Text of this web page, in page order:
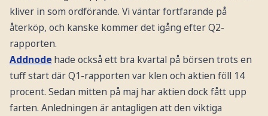
kliver in som ordförande. Vi väntar fortfarande på
återköp, och kanske kommer det igång efter Q2-
rapporten.
Addnode hade också ett bra kvartal på börsen trots en
tuff start där Q1-rapporten var klen och aktien föll 14
procent. Sedan mitten på maj har aktien dock fått upp
farten. Anledningen är antagligen att den viktiga